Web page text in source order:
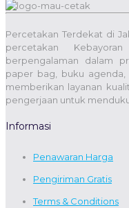
Percetakan Terdekat di
percetakan
berpengalaman dalam
paper bag, buku
memberikan layanan
pengerjaan untuk
Informasi
Penawaran Harga
Pengiriman Gratis
Terms & Conditions